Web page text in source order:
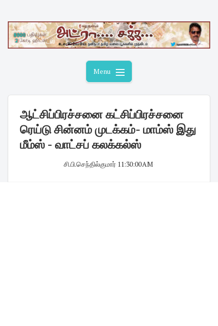
content
Menu
ஆட்சிப்பிரச்சனை கட்சிப்பிரச்சனை
ரெய்டு சின்னம் முடக்கம்- மாம்ஸ் இது
மீம்ஸ் - வாட்சப் கலக்கல்ஸ்
சி.பி.செந்தில்குமார்· 11:30:00 AM